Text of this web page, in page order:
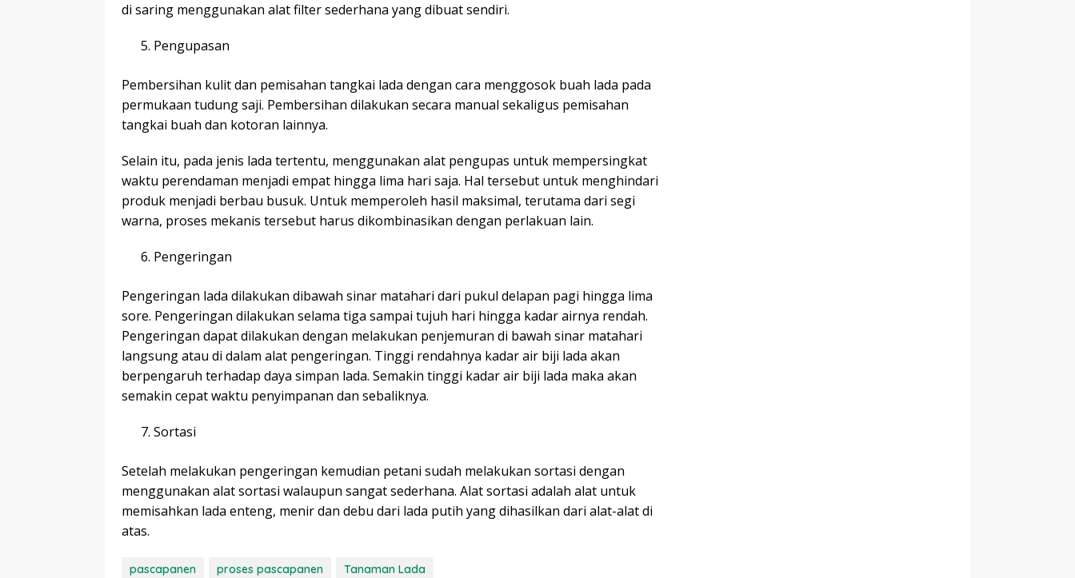
di saring menggunakan alat filter sederhana yang dibuat sendiri.
Pengupasan
Pembersihan kulit dan pemisahan tangkai lada dengan cara menggosok buah lada pada
permukaan tudung saji. Pembersihan dilakukan secara manual sekaligus pemisahan
tangkai buah dan kotoran lainnya.
Selain itu, pada jenis lada tertentu, menggunakan alat pengupas untuk mempersingkat
waktu perendaman menjadi empat hingga lima hari saja. Hal tersebut untuk menghindari
produk menjadi berbau busuk. Untuk memperoleh hasil maksimal, terutama dari segi
warna, proses mekanis tersebut harus dikombinasikan dengan perlakuan lain.
Pengeringan
Pengeringan lada dilakukan dibawah sinar matahari dari pukul delapan pagi hingga lima
sore. Pengeringan dilakukan selama tiga sampai tujuh hari hingga kadar airnya rendah.
Pengeringan dapat dilakukan dengan melakukan penjemuran di bawah sinar matahari
langsung atau di dalam alat pengeringan. Tinggi rendahnya kadar air biji lada akan
berpengaruh terhadap daya simpan lada. Semakin tinggi kadar air biji lada maka akan
semakin cepat waktu penyimpanan dan sebaliknya.
Sortasi
Setelah melakukan pengeringan kemudian petani sudah melakukan sortasi dengan
menggunakan alat sortasi walaupun sangat sederhana. Alat sortasi adalah alat untuk
memisahkan lada enteng, menir dan debu dari lada putih yang dihasilkan dari alat-alat di
atas.
pascapanen proses pascapanen Tanaman Lada